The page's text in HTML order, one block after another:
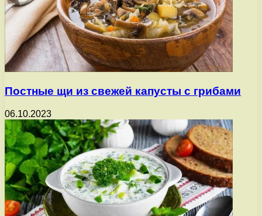
Постные щи из свежей капусты с грибами
06.10.2023